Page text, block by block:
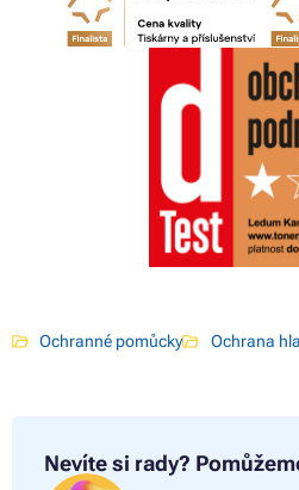
Ochranné pomůcky Ochrana
Nevíte si rady?